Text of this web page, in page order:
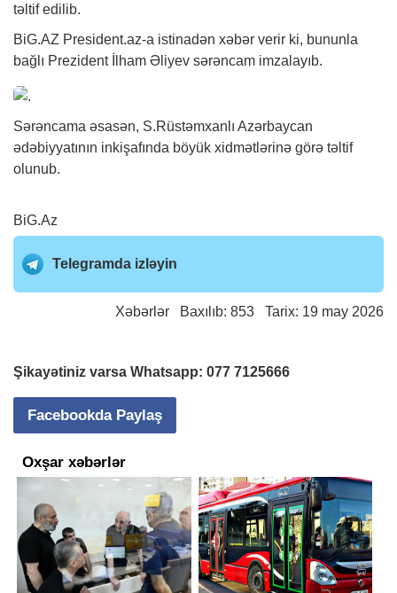
təltif edilib.
BiG.AZ President.az-a istinadən xəbər verir ki, bununla
bağlı Prezident İlham Əliyev sərəncam imzalayıb.
Sərəncama əsasən, S.Rüstəmxanlı Azərbaycan
ədəbiyyatının inkişafında böyük xidmətlərinə görə təltif
olunub.
BiG.Az
Telegramda izləyin
Xəbərlər Baxılıb: 853 Tarix: 19 may 2026
Şikayətiniz varsa Whatsapp: 077 7125666
Facebookda Paylaş
Oxşar xəbərlər